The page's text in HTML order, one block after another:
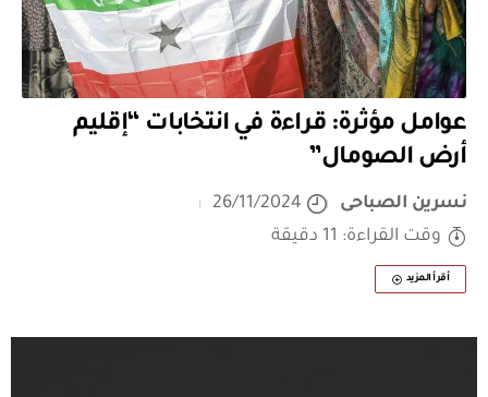
عوامل مؤثرة: قراءة في انتخابات “إقليم
أرض الصومال”
نسرين الصباحى
26/11/2024
وقت القراءة: 11 دقيقة
أقرأ المزيد